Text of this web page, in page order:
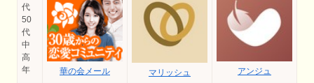
代
50
代
中
高
年
華の会メール マリッシュ アンジュ